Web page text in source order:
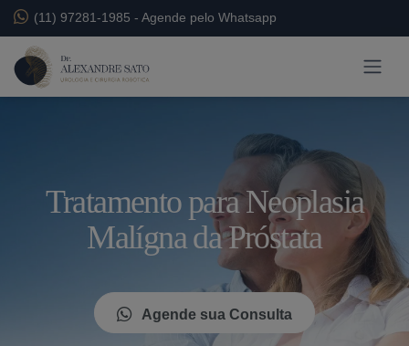
(11) 97281-1985 - Agende pelo Whatsapp
Tratamento para Neoplasia
Malígna da Próstata
Agende sua Consulta